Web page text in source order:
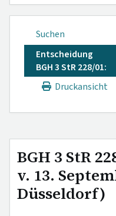
Suchen
Entscheidung
BGH 3 StR 228/01:
Druckansicht
BGH 3 StR
v. 13.
Düsseldorf)